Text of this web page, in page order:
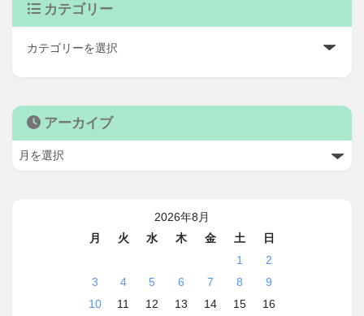
カテゴリー
アーカイブ
2026年8月
月
火 水 木 金 土
日
1
2
3
4 5 6 7 8
9
10
11 12 13 14 15
16